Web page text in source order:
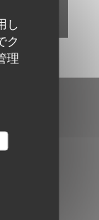
し
ク
理
ウで開きます))